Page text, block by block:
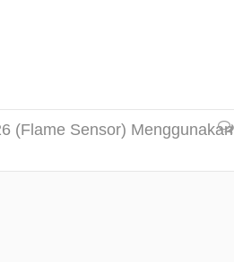
(Flame Sensor) Menggunakan